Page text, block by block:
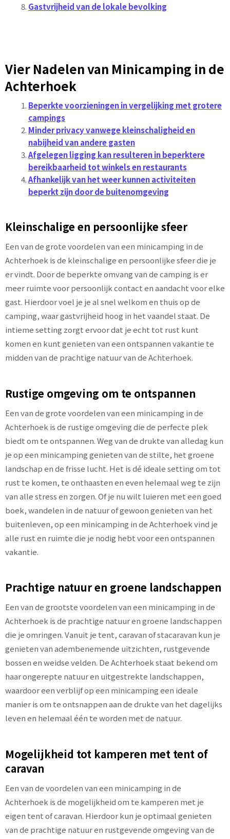
Gastvrijheid van de lokale bevolking
Vier Nadelen van Minicamping in de
Achterhoek
Beperkte voorzieningen in vergelijking met grotere
campings
Minder privacy vanwege kleinschaligheid en
nabijheid van andere gasten
Afgelegen ligging kan resulteren in beperktere
bereikbaarheid tot winkels en restaurants
Afhankelijk van het weer kunnen activiteiten
beperkt zijn door de buitenomgeving
Kleinschalige en persoonlijke sfeer
Een van de grote voordelen van een minicamping in de
Achterhoek is de kleinschalige en persoonlijke sfeer die je
er vindt. Door de beperkte omvang van de camping is er
meer ruimte voor persoonlijk contact en aandacht voor elke
gast. Hierdoor voel je je al snel welkom en thuis op de
camping, waar gastvrijheid hoog in het vaandel staat. De
intieme setting zorgt ervoor dat je echt tot rust kunt
komen en kunt genieten van een ontspannen vakantie te
midden van de prachtige natuur van de Achterhoek.
Rustige omgeving om te ontspannen
Een van de grote voordelen van een minicamping in de
Achterhoek is de rustige omgeving die de perfecte plek
biedt om te ontspannen. Weg van de drukte van alledag kun
je op een minicamping genieten van de stilte, het groene
landschap en de frisse lucht. Het is dé ideale setting om tot
rust te komen, te onthaasten en even helemaal weg te zijn
van alle stress en zorgen. Of je nu wilt luieren met een goed
boek, wandelen in de natuur of gewoon genieten van het
buitenleven, op een minicamping in de Achterhoek vind je
alle rust en ruimte die je nodig hebt voor een ontspannen
vakantie.
Prachtige natuur en groene landschappen
Een van de grootste voordelen van een minicamping in de
Achterhoek is de prachtige natuur en groene landschappen
die je omringen. Vanuit je tent, caravan of stacaravan kun je
genieten van adembenemende uitzichten, rustgevende
bossen en weidse velden. De Achterhoek staat bekend om
haar ongerepte natuur en uitgestrekte landschappen,
waardoor een verblijf op een minicamping een ideale
manier is om te ontsnappen aan de drukte van het dagelijks
leven en helemaal één te worden met de natuur.
Mogelijkheid tot kamperen met tent of
caravan
Een van de voordelen van een minicamping in de
Achterhoek is de mogelijkheid om te kamperen met je
eigen tent of caravan. Hierdoor kun je optimaal genieten
van de prachtige natuur en rustgevende omgeving van de